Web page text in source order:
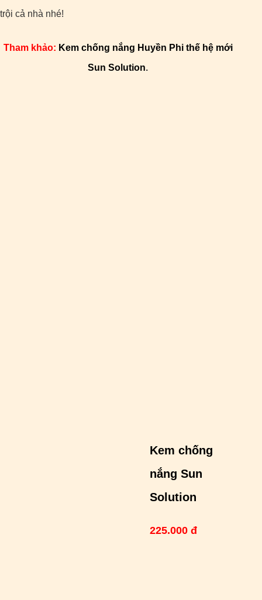
trội cả nhà nhé!
Tham khảo: Kem chống nắng Huyền Phi thế hệ mới
Sun Solution.
Kem chống
nắng Sun
Solution
225.000 đ